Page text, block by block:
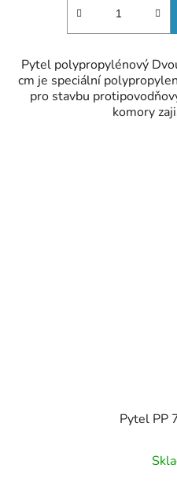
Pytel polypropylénový
cm je speciální
pro stavbu
komory
Pytel PP